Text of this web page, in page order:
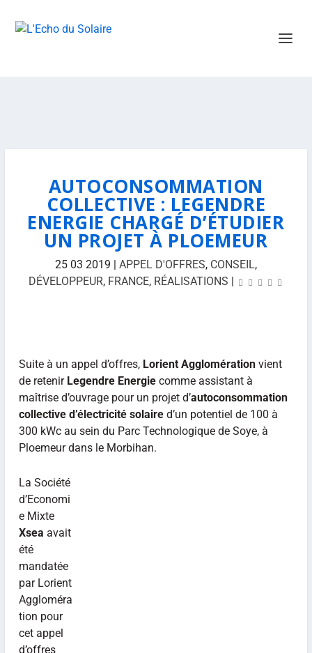
AUTOCONSOMMATION
COLLECTIVE : LEGENDRE
ENERGIE CHARGÉ D’ÉTUDIER
UN PROJET À PLOEMEUR
25 03 2019 | APPEL D'OFFRES, CONSEIL,
DÉVELOPPEUR, FRANCE, RÉALISATIONS |
Suite à un appel d’offres, Lorient Agglomérationvient
de retenir Legendre Energiecomme assistant à
maîtrise d’ouvrage pour un projet d’autoconsommation
collective d’électricité solaired’un potentiel de 100 à
300 kWc au sein du Parc Technologique de Soye, à
Ploemeur dans le Morbihan.
La Société
d’Economi
e Mixte
Xsea avait
été
mandatée
par Lorient
Aggloméra
tion pour
cet appel
d’offres